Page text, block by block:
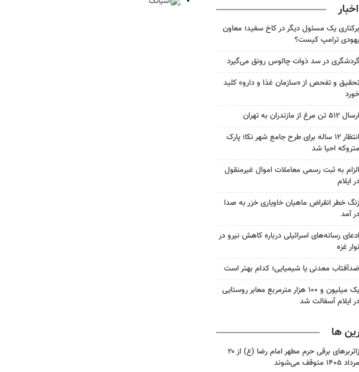
برکناری یک مسئول دیگر در کاخ سفید؛ معاون
یهودی ترامپ کیست؟
گردشگری در سد ذوات چالوس رونق می‌گیرد
تحقیق و تفحص از «سازمان غذا و دارو» کلید
خورد
ارسال ۵۱۲ تن مرغ از مازندران به تهران
انتظار ۱۲ ساله برای طرح جامع شهر نکا؛ پارک
متروکه احیا شد
الزام به ثبت رسمی معاملات اموال غیرمنقول
در ایلام
زنگ خطر انقراض ماهیان خاویاری خزر به صدا
در آمد
ادعای رسانه‌های اسرائیلی درباره کاهش نیرو در
نوار غزه
ضدآفتاب‌ معدنی یا شیمیایی؛ کدام بهتر است
یک میلیون و ۱۰۰ هزار مترمربع معابر روستایی
در ایلام آسفالت شد
ها
زائربرهای برقی حرم مطهر امام رضا (ع) از ۲۰
مرداد ۱۴۰۵ متوقف می‌شوند